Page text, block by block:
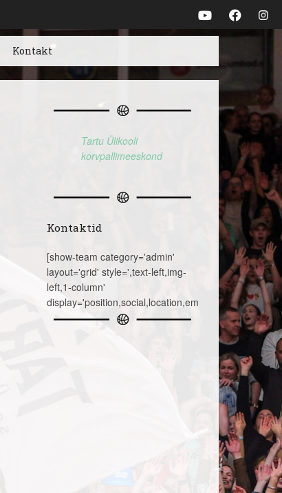
Kontakt
Tartu Ülikooli
korvpallimeeskond
Kontaktid
[show-team category='admin'
layout='grid' style=',text-left,img-
left,1-column'